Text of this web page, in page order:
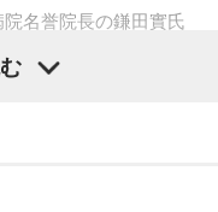
名誉院長の鎌田實氏
、作家の古谷経衡氏